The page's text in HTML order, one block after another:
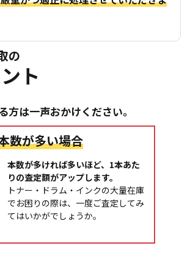
の
ト
方は一声おかけください。
数が多い場合
本数が多ければ多いほど、1本あた
りの査定額がアップします。
トナー・ドラム・インクの大量在庫
でお困りの際は、一度ご査定してみ
てはいかがでしょうか。